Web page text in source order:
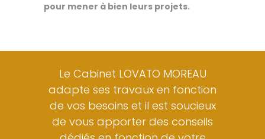
pour mener à bien leurs projets.
Le Cabinet LOVATO MOREAU
adapte ses travaux en fonction
de vos besoins et il est soucieux
de vous apporter des conseils